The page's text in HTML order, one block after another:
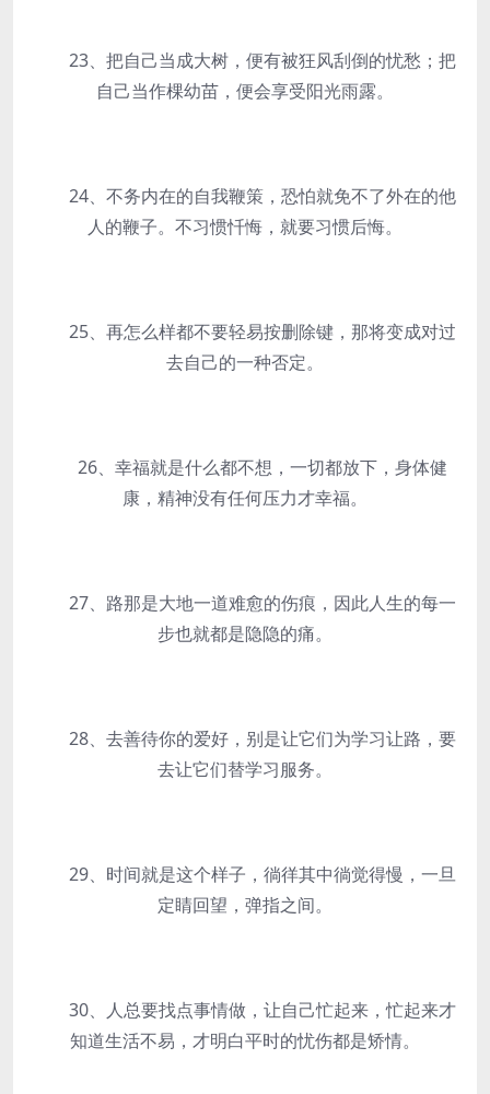
23、把自己当成大树，便有被狂风刮倒的忧愁；把
自己当作棵幼苗，便会享受阳光雨露。
24、不务内在的自我鞭策，恐怕就免不了外在的他
人的鞭子。不习惯忏悔，就要习惯后悔。
25、再怎么样都不要轻易按删除键，那将变成对过
去自己的一种否定。
26、幸福就是什么都不想，一切都放下，身体健
康，精神没有任何压力才幸福。
27、路那是大地一道难愈的伤痕，因此人生的每一
步也就都是隐隐的痛。
28、去善待你的爱好，别是让它们为学习让路，要
去让它们替学习服务。
29、时间就是这个样子，徜徉其中徜觉得慢，一旦
定睛回望，弹指之间。
30、人总要找点事情做，让自己忙起来，忙起来才
知道生活不易，才明白平时的忧伤都是矫情。